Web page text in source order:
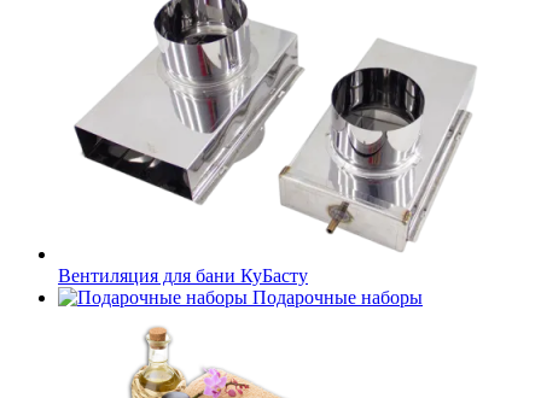
Вентиляция для бани КуБасту
Подарочные наборы